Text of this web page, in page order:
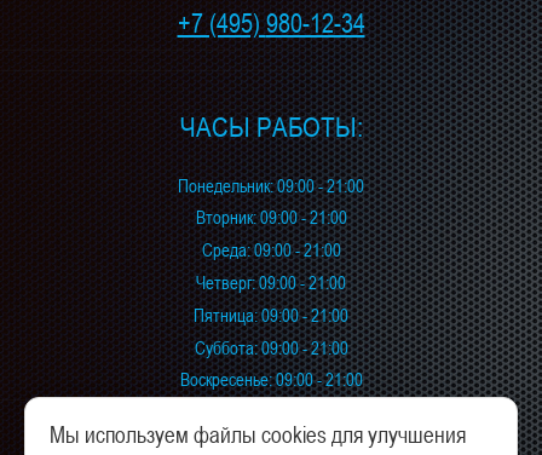
+7 (495)980-12-34
ЧАСЫ РАБОТЫ:
Понедельник: 09:00 - 21:00
Вторник: 09:00 - 21:00
Среда: 09:00 - 21:00
Четверг: 09:00 - 21:00
Пятница: 09:00 - 21:00
Суббота: 09:00 - 21:00
Воскресенье: 09:00 - 21:00
Мы используем файлы cookies для улучшения